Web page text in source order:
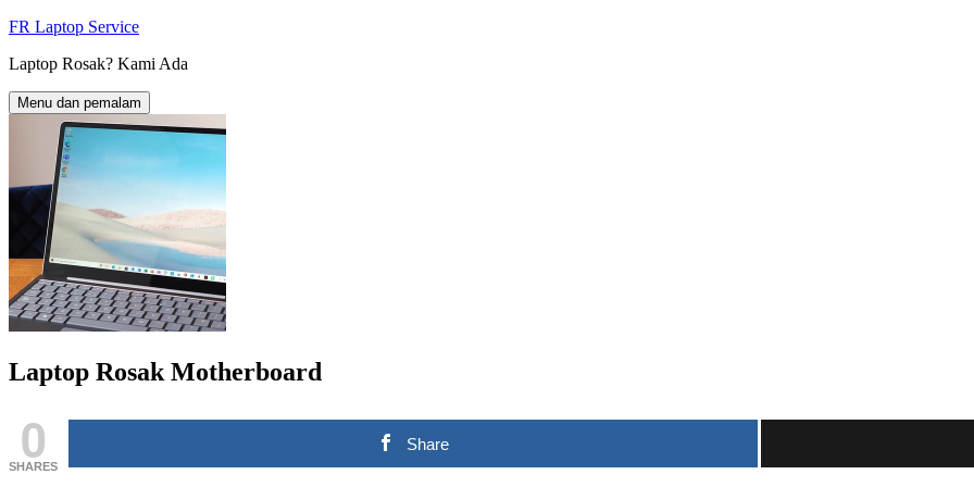
Langkau
kandungan
FR Laptop Service
Laptop Rosak? Kami Ada
Menu dan pemalam
Laptop Rosak Motherboard
0
SHARES
Share